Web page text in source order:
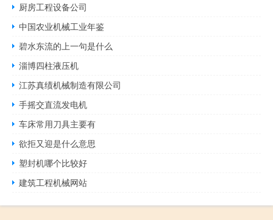
厨房工程设备公司
中国农业机械工业年鉴
碧水东流的上一句是什么
淄博四柱液压机
江苏真绩机械制造有限公司
手摇交直流发电机
车床常用刀具主要有
欲拒又迎是什么意思
塑封机哪个比较好
建筑工程机械网站